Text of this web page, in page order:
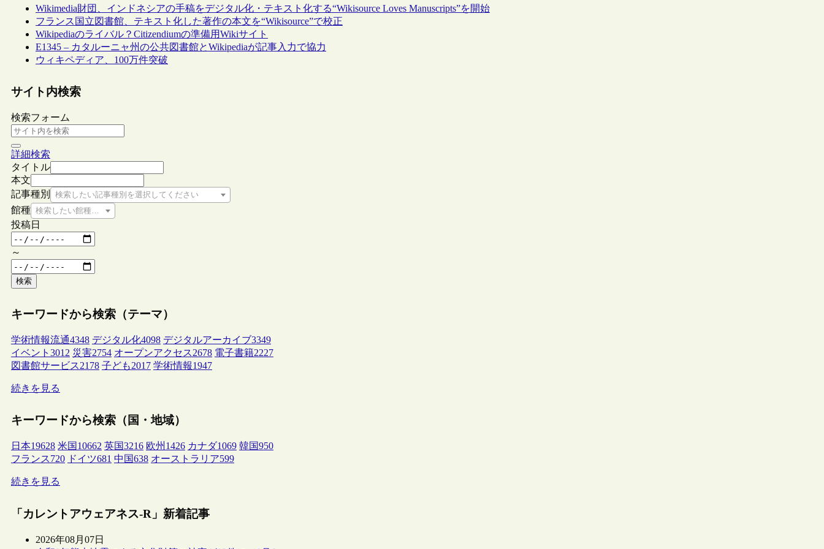
Wikimedia財団、インドネシアの手稿をデジタル化・テキスト化する“Wikisource Loves Manuscripts”を開始
フランス国立図書館、テキスト化した著作の本文を“Wikisource”で校正
Wikipediaのライバル？Citizendiumの準備用Wikiサイト
E1345 – カタルーニャ州の公共図書館とWikipediaが記事入力で協力
ウィキペディア、100万件突破
サイト内検索
検索フォーム
詳細検索
タイトル
本文
記事種別
検索したい記事種別を選択してください
館種 検索したい館種を選択してください
投稿日
～
検索
キーワードから検索（テーマ）
学術情報流通4348 デジタル化4098 デジタルアーカイブ3349
イベント 3012 災害2754 オープンアクセス2678 電子書籍2227
図書館サービス2178 子ども2017 学術情報1947
続きを見る
キーワードから検索（国・地域）
日本19628 米国 10662 英国3216 欧州 1426 カナダ1069 韓国950
フランス720 ドイツ681 中国638 オーストラリア599
続きを見る
「カレントアウェアネス-R」新着記事
2026年08月07日